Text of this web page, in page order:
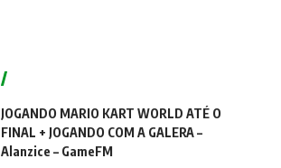
JOGANDO MARIO KART WORLD ATÉ O
FINAL + JOGANDO COM A GALERA –
Alanzice – GameFM